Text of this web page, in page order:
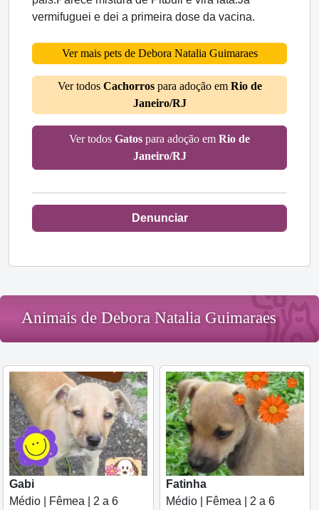
vermifuguei e dei a primeira dose da vacina.
Ver mais pets de Debora Natalia Guimaraes
Ver todos Cachorrospara adoção em Rio de
Janeiro/RJ
Ver todos Gatos para adoção em Rio de
Janeiro/RJ
Denunciar
Animais de Debora Natalia Guimaraes
Gabi
Médio | Fêmea | 2 a 6
Fatinha
Médio | Fêmea | 2 a 6